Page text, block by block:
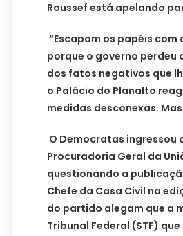
Roussef está apelando
“Escapam os papéis
porque o governo
dos fatos negativos que
o Palácio do Planalto
medidas desconexas.
O Democratas ingressou
Procuradoria Geral da
questionando a
Chefe da Casa Civil na
do partido alegam que a
Tribunal Federal (STF)